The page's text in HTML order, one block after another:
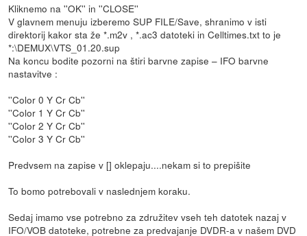
Kliknemo na ''OK'' in ''CLOSE''
V glavnem menuju izberemo SUP FILE/Save, shranimo v isti
direktorij kakor sta že *.m2v , *.ac3 datoteki in Celltimes.txt to je
*:\DEMUX\VTS_01.20.sup
Na koncu bodite pozorni na štiri barvne zapise – IFO barvne
nastavitve :
''Color 0 Y Cr Cb''
''Color 1 Y Cr Cb''
''Color 2 Y Cr Cb''
''Color 3 Y Cr Cb''
Predvsem na zapise v [] oklepaju....nekam si to prepišite
To bomo potrebovali v naslednjem koraku.
Sedaj imamo vse potrebno za združitev vseh teh datotek nazaj v
IFO/VOB datoteke, potrebne za predvajanje DVDR-a v našem DVD